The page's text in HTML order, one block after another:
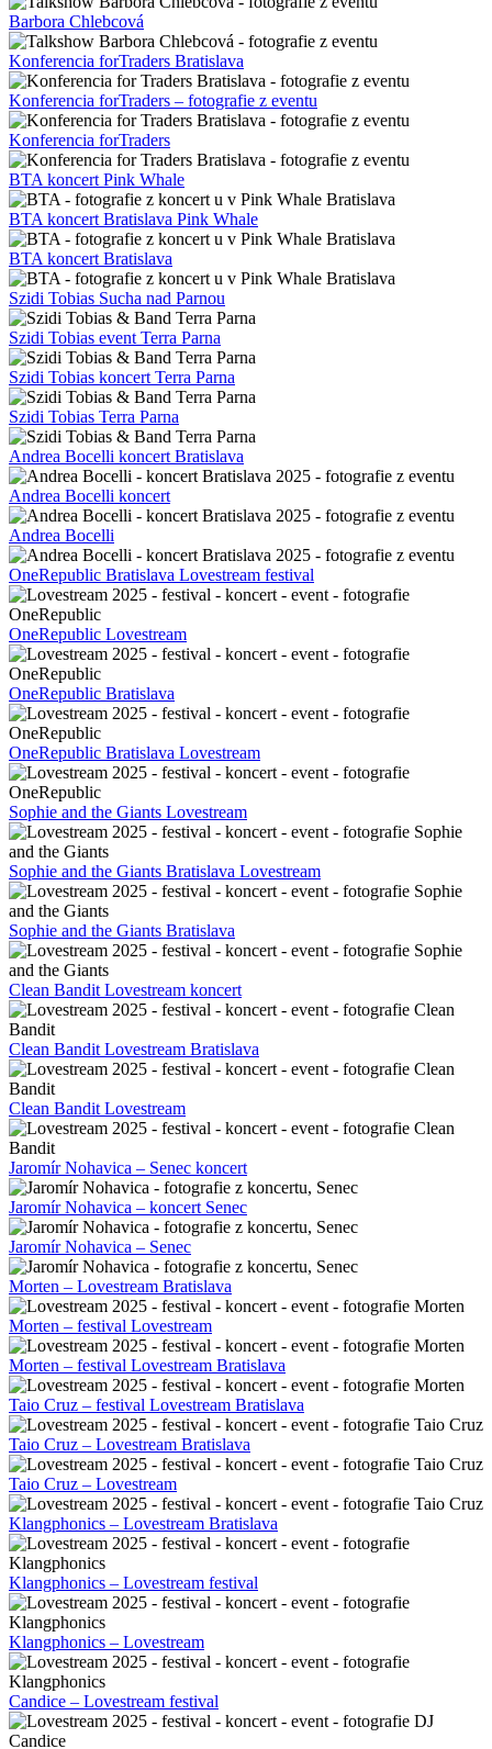
Barbora Chlebcová
Konferencia forTraders Bratislava
Konferencia forTraders – fotografie z eventu
Konferencia forTraders
BTA koncert Pink Whale
BTA koncert Bratislava Pink Whale
BTA koncert Bratislava
Szidi Tobias Sucha nad Parnou
Szidi Tobias event Terra Parna
Szidi Tobias koncert Terra Parna
Szidi Tobias Terra Parna
Andrea Bocelli koncert Bratislava
Andrea Bocelli koncert
Andrea Bocelli
OneRepublic Bratislava Lovestream festival
OneRepublic Lovestream
OneRepublic Bratislava
OneRepublic Bratislava Lovestream
Sophie and the Giants Lovestream
Sophie and the Giants Bratislava Lovestream
Sophie and the Giants Bratislava
Clean Bandit Lovestream koncert
Clean Bandit Lovestream Bratislava
Clean Bandit Lovestream
Jaromír Nohavica – Senec koncert
Jaromír Nohavica – koncert Senec
Jaromír Nohavica – Senec
Morten – Lovestream Bratislava
Morten – festival Lovestream
Morten – festival Lovestream Bratislava
Taio Cruz – festival Lovestream Bratislava
Taio Cruz – Lovestream Bratislava
Taio Cruz – Lovestream
Klangphonics – Lovestream Bratislava
Klangphonics – Lovestream festival
Klangphonics – Lovestream
Candice – Lovestream festival